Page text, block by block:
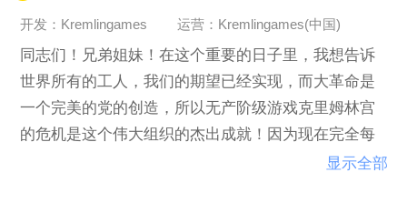
开发：Kremlingames 运营：Kremlingames(中国)
同志们！兄弟姐妹！在这个重要的日子里，我想告诉
世界所有的工人，我们的期望已经实现，而大革命是
一个完美的党的创造，所以无产阶级游戏克里姆林宫
的危机是这个伟大组织的杰出成就！因为现在完全每
个人，甚至一个厨师都能统治国家！这是我们的优显示全部